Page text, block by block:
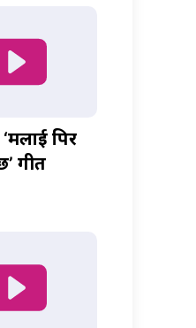
पिर
गीत